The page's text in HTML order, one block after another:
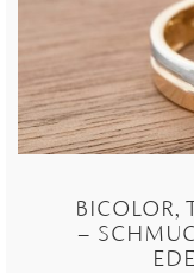
BICOLOR,
–